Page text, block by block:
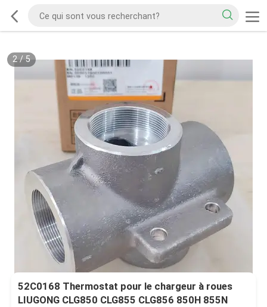
2/ 5
52C0168 Thermostat pour le chargeur à roues
LIUGONG CLG850 CLG855 CLG856 850H 855N